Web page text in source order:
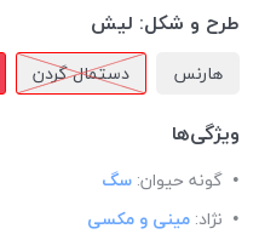
طرح و شکل: لیش
هارنس دستمال گردن
ویژگی‌ها
گونه حیوان: سگ
نژاد: مینی و مکسی